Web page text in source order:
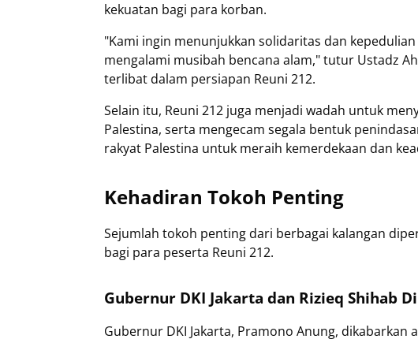
kekuatan bagi para korban.
"Kami ingin menunjukkan solidaritas dan
mengalami musibah bencana alam," tutur Ustadz
terlibat dalam persiapan Reuni 212.
Selain itu, Reuni 212 juga menjadi wadah untuk
Palestina, serta mengecam segala bentuk
rakyat Palestina untuk meraih kemerdekaan dan
Kehadiran Tokoh Penting
Sejumlah tokoh penting dari berbagai kalangan
bagi para peserta Reuni 212.
Gubernur DKI Jakarta dan Rizieq Shihab
Gubernur DKI Jakarta, Pramono Anung,